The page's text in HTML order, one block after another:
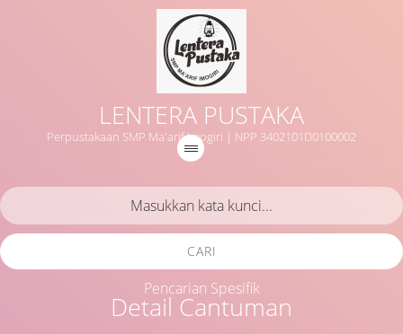
LENTERA PUSTAKA
Perpustakaan SMP Ma'arif Imogiri | NPP 3402101D0100002
Detail Cantuman
CARI
Pencarian Spesifik